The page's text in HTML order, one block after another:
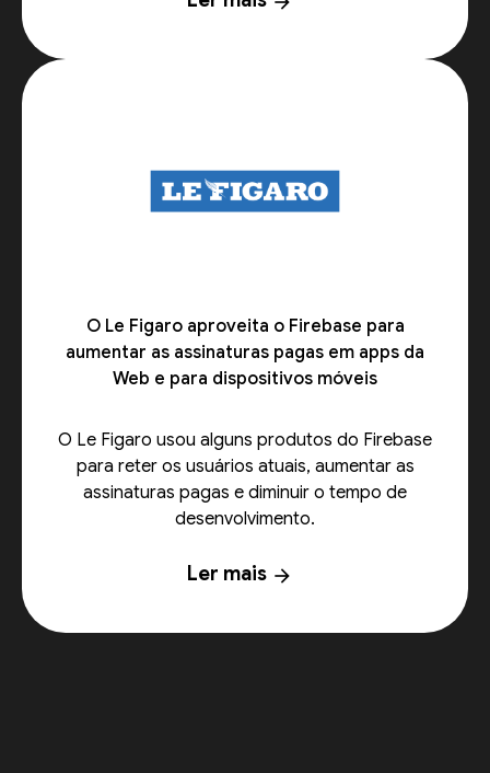
O Le Figaro aproveita o Firebase para
aumentar as assinaturas pagas em apps da
Web e para dispositivos móveis
O Le Figaro usou alguns produtos do Firebase
para reter os usuários atuais, aumentar as
assinaturas pagas e diminuir o tempo de
desenvolvimento.
Ler mais arrow_forward